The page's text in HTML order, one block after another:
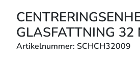
GLASFATTNING 32
Artikelnummer: SCHCH32009